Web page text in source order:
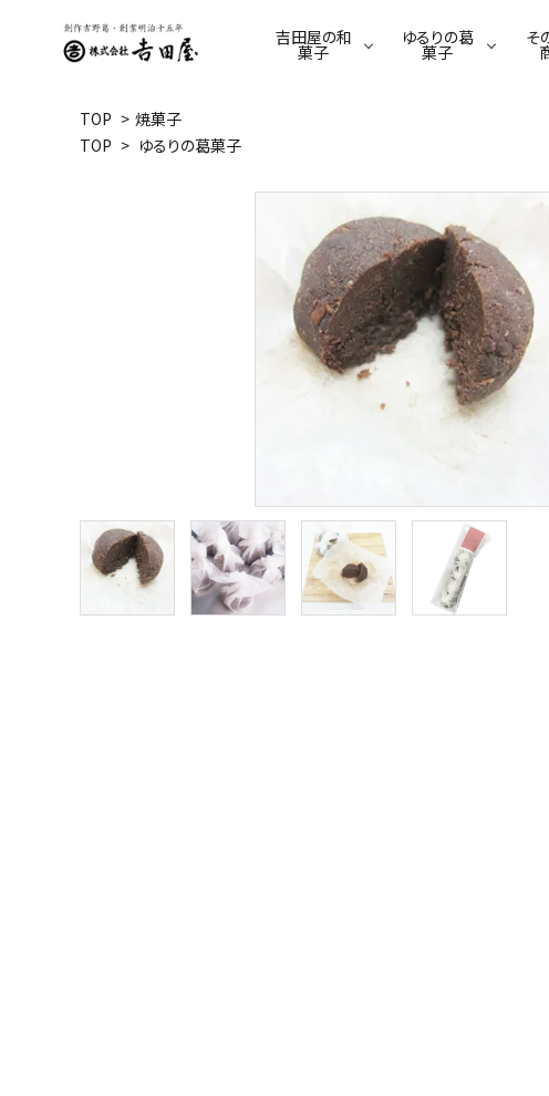
吉田屋の和
菓子
葛あめ
ゆるりの葛
菓子
そ
TOP > 焼菓子
TOP > ゆるりの葛菓子